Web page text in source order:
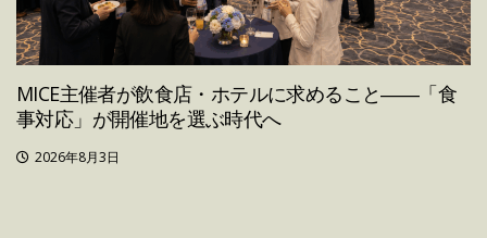
MICE主催者が飲食店・ホテルに求めること――「食
事対応」が開催地を選ぶ時代へ
2026年8月3日